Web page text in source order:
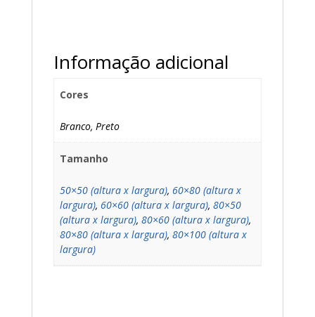
Informação adicional
Cores
Branco, Preto
Tamanho
50×50 (altura x largura), 60×80 (altura x
largura), 60×60 (altura x largura), 80×50
(altura x largura), 80×60 (altura x largura),
80×80 (altura x largura), 80×100 (altura x
largura)